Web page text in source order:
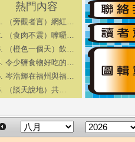
熱門內容
（旁觀者言）網紅…
（食肉不震）嚤囉…
（橙色一個天）飲…
令少鹽食物好吃的…
岑浩輝在福州與福…
​（談天說地）共…